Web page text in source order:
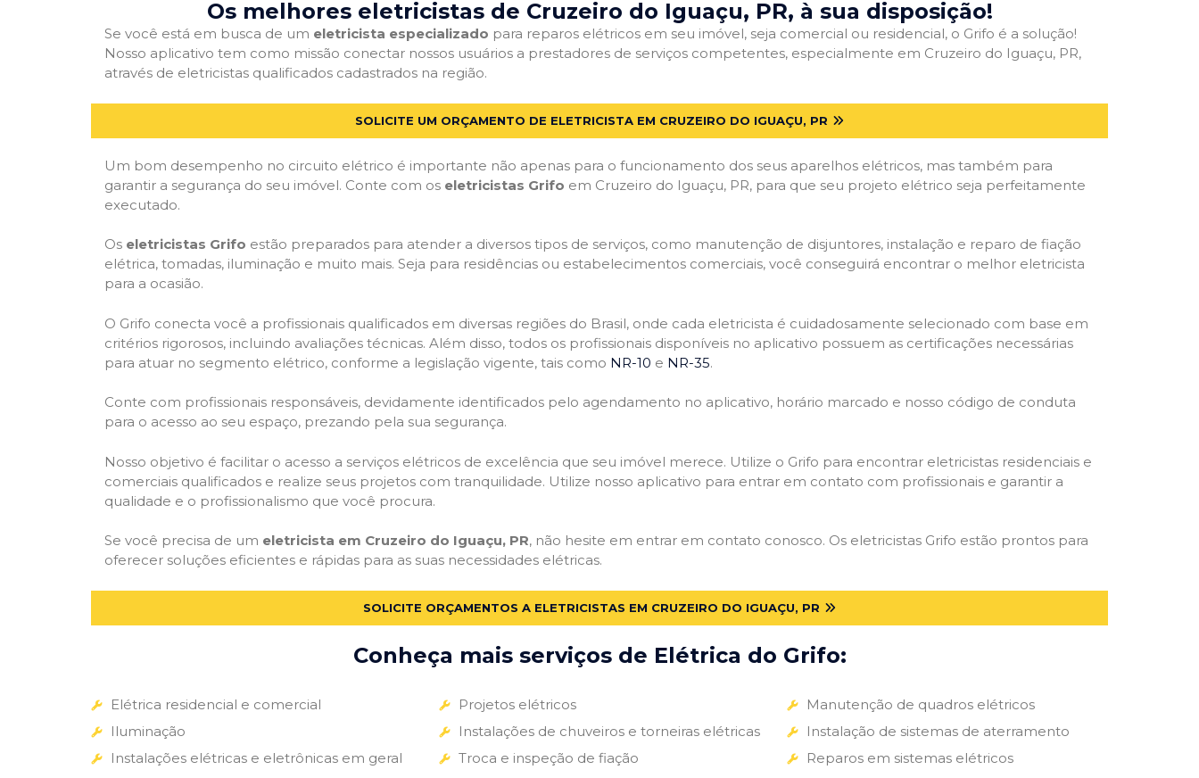
Os melhores eletricistas de Cruzeiro do Iguaçu, PR, à sua disposição!
Se você está em busca de um eletricista especializado para reparos elétricos em seu imóvel, seja comercial ou residencial, o Grifo é a solução!
Nosso aplicativo tem como missão conectar nossos usuários a prestadores de serviços competentes, especialmente em Cruzeiro do Iguaçu, PR,
através de eletricistas qualificados cadastrados na região.
SOLICITE UM ORÇAMENTO DE ELETRICISTA EM CRUZEIRO DO IGUAÇU, PR
Um bom desempenho no circuito elétrico é importante não apenas para o funcionamento dos seus aparelhos elétricos, mas também para
garantir a segurança do seu imóvel. Conte com os eletricistas Grifo em Cruzeiro do Iguaçu, PR, para que seu projeto elétrico seja perfeitamente
executado.
Os eletricistas Grifo estão preparados para atender a diversos tipos de serviços, como manutenção de disjuntores, instalação e reparo de fiação
elétrica, tomadas, iluminação e muito mais. Seja para residências ou estabelecimentos comerciais, você conseguirá encontrar o melhor eletricista
para a ocasião.
O Grifo conecta você a profissionais qualificados em diversas regiões do Brasil, onde cada eletricista é cuidadosamente selecionado com base em
critérios rigorosos, incluindo avaliações técnicas. Além disso, todos os profissionais disponíveis no aplicativo possuem as certificações necessárias
para atuar no segmento elétrico, conforme a legislação vigente, tais como NR-10 e NR-35.
Conte com profissionais responsáveis, devidamente identificados pelo agendamento no aplicativo, horário marcado e nosso código de conduta
para o acesso ao seu espaço, prezando pela sua segurança.
Nosso objetivo é facilitar o acesso a serviços elétricos de excelência que seu imóvel merece. Utilize o Grifo para encontrar eletricistas residenciais e
comerciais qualificados e realize seus projetos com tranquilidade. Utilize nosso aplicativo para entrar em contato com profissionais e garantir a
qualidade e o profissionalismo que você procura.
Se você precisa de um eletricista em Cruzeiro do Iguaçu, PR, não hesite em entrar em contato conosco. Os eletricistas Grifo estão prontos para
oferecer soluções eficientes e rápidas para as suas necessidades elétricas.
SOLICITE ORÇAMENTOS A ELETRICISTAS EM CRUZEIRO DO IGUAÇU, PR
Conheça mais serviços de Elétrica do Grifo:
Elétrica residencial e comercial
Iluminação
Instalações elétricas e eletrônicas em geral
Projetos elétricos
Instalações de chuveiros e torneiras elétricas
Troca e inspeção de fiação
Manutenção de quadros elétricos
Instalação de sistemas de aterramento
Reparos em sistemas elétricos